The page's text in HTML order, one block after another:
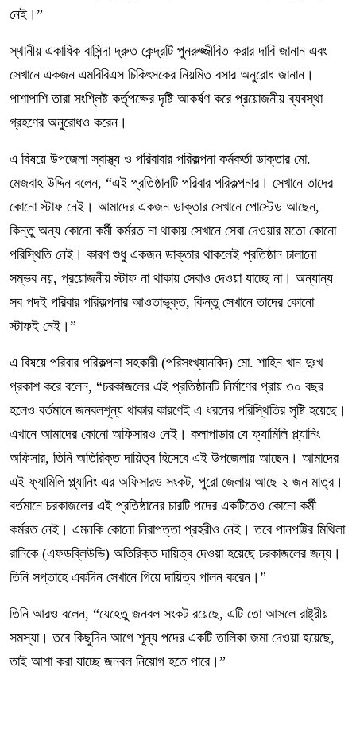
নেই।”
স্থানীয় একাধিক বাসিন্দা দ্রুত কেন্দ্রটি পুনরুজ্জীবিত করার দাবি জানান এবং
সেখানে একজন এমবিবিএস চিকিৎসকের নিয়মিত বসার অনুরোধ জানান।
পাশাপাশি তারা সংশ্লিষ্ট কর্তৃপক্ষের দৃষ্টি আকর্ষণ করে প্রয়োজনীয় ব্যবস্থা
গ্রহণের অনুরোধও করেন।
এ বিষয়ে উপজেলা স্বাস্থ্য ও পরিবাবার পরিকল্পনা কর্মকর্তা ডাক্তার মো.
মেজবাহ উদ্দিন বলেন, “এই প্রতিষ্ঠানটি পরিবার পরিকল্পনার। সেখানে তাদের
কোনো স্টাফ নেই। আমাদের একজন ডাক্তার সেখানে পোস্টেড আছেন,
কিন্তু অন্য কোনো কর্মী কর্মরত না থাকায় সেখানে সেবা দেওয়ার মতো কোনো
পরিস্থিতি নেই। কারণ শুধু একজন ডাক্তার থাকলেই প্রতিষ্ঠান চালানো
সম্ভব নয়, প্রয়োজনীয় স্টাফ না থাকায় সেবাও দেওয়া যাচ্ছে না। অন্যান্য
সব পদই পরিবার পরিকল্পনার আওতাভুক্ত, কিন্তু সেখানে তাদের কোনো
স্টাফই নেই।”
এ বিষয়ে পরিবার পরিকল্পনা সহকারী (পরিসংখ্যানবিদ) মো. শাহিন খান দুঃখ
প্রকাশ করে বলেন, “চরকাজলের এই প্রতিষ্ঠানটি নির্মাণের প্রায় ৩০ বছর
হলেও বর্তমানে জনবলশূন্য থাকার কারণেই এ ধরনের পরিস্থিতির সৃষ্টি হয়েছে।
এখানে আমাদের কোনো অফিসারও নেই। কলাপাড়ার যে ফ্যামিলি প্ল্যানিং
অফিসার, তিনি অতিরিক্ত দায়িত্ব হিসেবে এই উপজেলায় আছেন। আমাদের
এই ফ্যামিলি প্ল্যানিং এর অফিসারও সংকট, পুরো জেলায় আছে ২ জন মাত্র।
বর্তমানে চরকাজলের এই প্রতিষ্ঠানের চারটি পদের একটিতেও কোনো কর্মী
কর্মরত নেই। এমনকি কোনো নিরাপত্তা প্রহরীও নেই। তবে পানপট্টির মিথিলা
রানিকে (এফডব্লিউভি) অতিরিক্ত দায়িত্ব দেওয়া হয়েছে চরকাজলের জন্য।
তিনি সপ্তাহে একদিন সেখানে গিয়ে দায়িত্ব পালন করেন।”
তিনি আরও বলেন, “যেহেতু জনবল সংকট রয়েছে, এটি তো আসলে রাষ্ট্রীয়
সমস্যা। তবে কিছুদিন আগে শূন্য পদের একটি তালিকা জমা দেওয়া হয়েছে,
তাই আশা করা যাচ্ছে জনবল নিয়োগ হতে পারে।”